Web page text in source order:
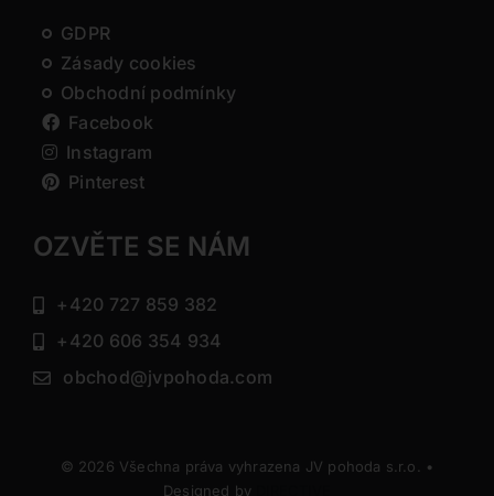
GDPR
Zásady cookies
Obchodní podmínky
Facebook
Instagram
Pinterest
OZVĚTE SE NÁM
+420 727 859 382
+420 606 354 934
obchod@jvpohoda.com
© 2026 Všechna práva vyhrazena JV pohoda s.r.o. •
Designed by